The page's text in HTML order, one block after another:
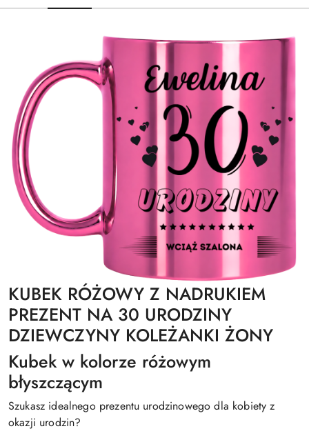
KUBEK RÓŻOWY Z NADRUKIEM
PREZENT NA 30 URODZINY
DZIEWCZYNY KOLEŻANKI ŻONY
Kubek w kolorze różowym
błyszczącym
Szukasz idealnego prezentu urodzinowego dla kobiety z
okazji urodzin?